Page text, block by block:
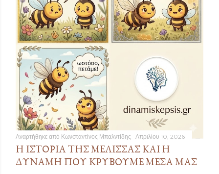
Αναρτήθηκε από Κωνσταντίνος Μπαλντίδης Απριλίου 10, 2026
Η ΙΣΤΟΡΊΑ ΤΗΣ ΜΈΛΙΣΣΑΣ ΚΑΙ Η
ΔΎΝΑΜΗ ΠΟΥ ΚΡΎΒΟΥΜΕ ΜΈΣΑ ΜΑΣ